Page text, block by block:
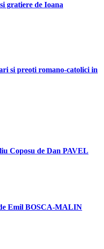
gratiere de Ioana
si preoti romano-catolici in
Coposu de Dan PAVEL
Emil BOSCA-MALIN